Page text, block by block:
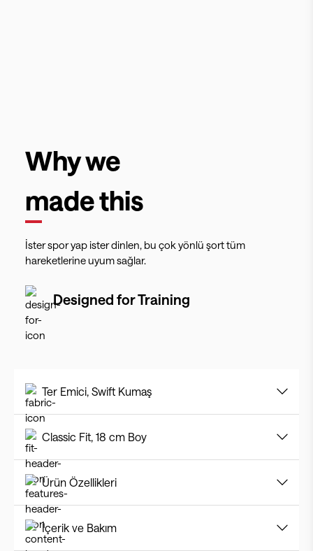
Why we
made this
İster spor yap ister dinlen, bu çok yönlü şort tüm
hareketlerine uyum sağlar.
Designed forTraining
Ter Emici, Swift Kumaş
Classic Fit, 18 cm Boy
Ürün Özellikleri
İçerik ve Bakım